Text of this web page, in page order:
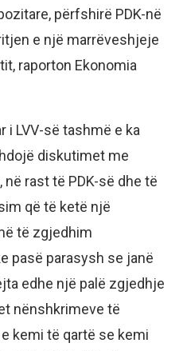
përfshirë PDK-në
e një marrëveshjeje
raporton Ekonomia
i LVV-së tashmë e ka
diskutimet me
rast të PDK-së dhe të
që të ketë një
të zgjedhim
pasë parasysh se janë
edhe një palë zgjedhje
nënshkrimeve të
kemi të qartë se kemi